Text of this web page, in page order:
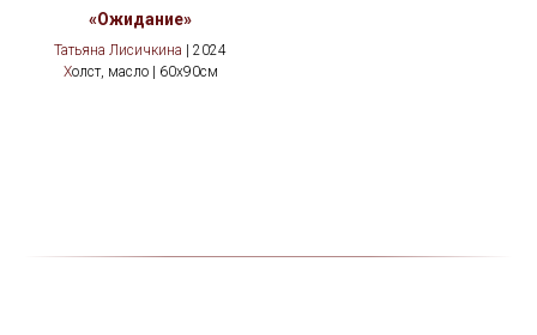
«Ожидание»
Татьяна Лисичкина | 2024
Холст, масло | 60х90см